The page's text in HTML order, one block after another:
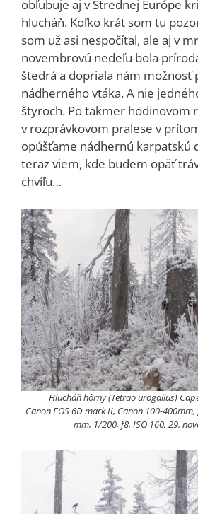
obľubuje aj v Strednej Európe
hlucháň. Koľko krát som tu
som už asi nespočítal, ale aj v
novembrovú nedeľu bola
štedrá a dopriala nám možnosť
nádherného vtáka. A nie
štyroch. Po takmer hodinovom
v rozprávkovom pralese v
opúšťame nádhernú karpatskú
teraz viem, kde budem opäť
chvíľu…
Hlucháň hôrny (Tetrao urogallus)
Canon EOS 6D mark II, Canon 100-
mm, 1/200, f8, ISO 160, 29.